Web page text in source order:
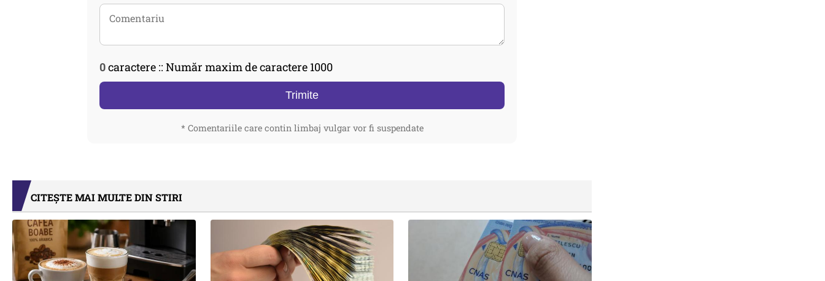
0caractere :: Număr maxim de caractere 1000
Trimite
* Comentariile care contin limbaj vulgar vor fi suspendate
CITEȘTE MAI MULTE DIN STIRI